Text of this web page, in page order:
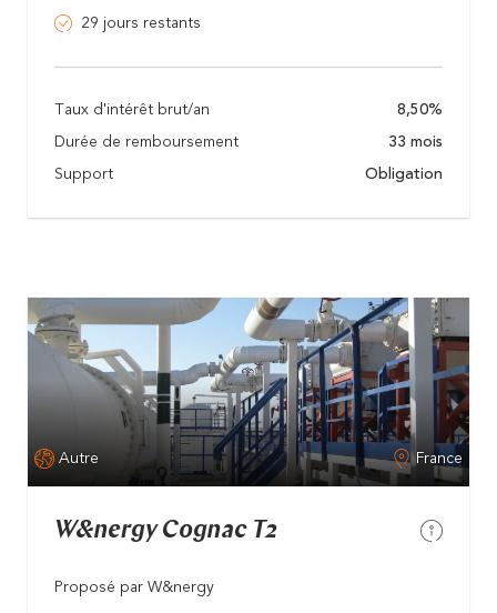
29 jours restants
Taux d'intérêt brut/an 8,50%
Durée de remboursement 33 mois
Support Obligation
Autre France
W&nergy Cognac T2
Proposé par W&nergy